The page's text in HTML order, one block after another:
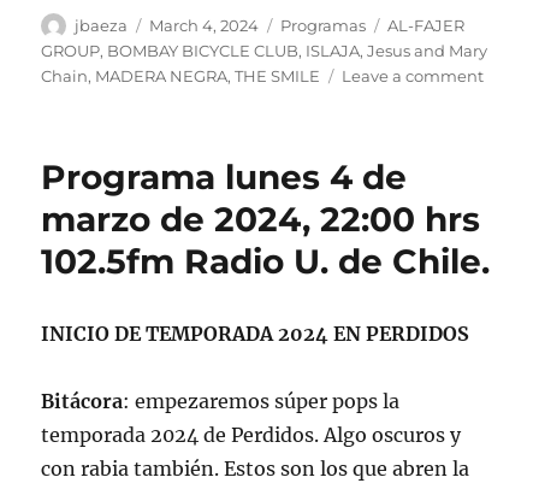
Author
jbaeza
Posted
on
March 4, 2024 Categories
Programas Tags
AL-FAJER
GROUP, BOMBAY BICYCLE CLUB, ISLAJA,Jesus and Mary
Chain, MADERA NEGRA,THE SMILE Leave a commenton
2024
Programa lunes 4 de
marzo de 2024, 22:00 hrs
102.5fm Radio U. de Chile.
INICIO DE TEMPORADA 2024 EN PERDIDOS
Bitácora: empezaremos súper pops la
temporada 2024 de Perdidos. Algo oscuros y
con rabia también. Estos son los que abren la